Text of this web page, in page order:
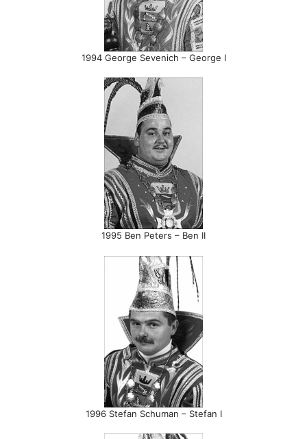
1994 George Sevenich – George I
1995 Ben Peters – Ben II
1996 Stefan Schuman – Stefan I